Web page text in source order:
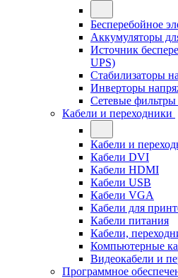
Бесперебойное
Аккумуляторы
Источник
UPS)
Стабилизаторы
Инверторы
Сетевые
Кабели и переходники
Кабели и
Кабели DVI
Кабели HDMI
Кабели USB
Кабели VGA
Кабели для
Кабели питания
Кабели,
Компьютерные
Видеокабели и
Программное